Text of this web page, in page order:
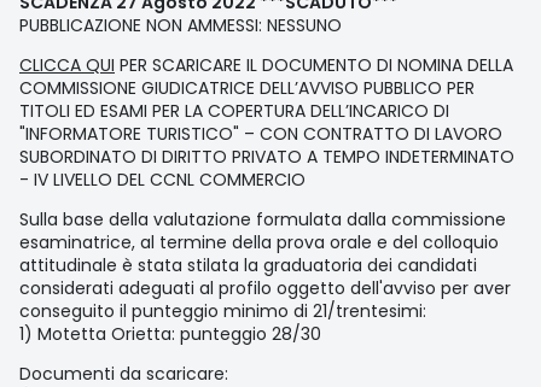
PUBBLICAZIONE NON AMMESSI: NESSUNO
CLICCA QUI PER SCARICARE IL DOCUMENTO DI NOMINA DELLA
COMMISSIONE GIUDICATRICE DELL’AVVISO PUBBLICO PER
TITOLI ED ESAMI PER LA COPERTURA DELL’INCARICO DI
"INFORMATORE TURISTICO" – CON CONTRATTO DI LAVORO
SUBORDINATO DI DIRITTO PRIVATO A TEMPO INDETERMINATO
- IV LIVELLO DEL CCNL COMMERCIO
Sulla base della valutazione formulata dalla commissione
esaminatrice, al termine della prova orale e del colloquio
attitudinale è stata stilata la graduatoria dei candidati
considerati adeguati al profilo oggetto dell'avviso per aver
conseguito il punteggio minimo di 21/trentesimi:
1) Motetta Orietta: punteggio 28/30
Documenti da scaricare: